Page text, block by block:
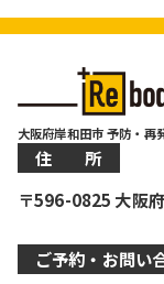
大阪府岸和田市 予防・
住 所
〒596-0825 大阪
ご予約・お問い